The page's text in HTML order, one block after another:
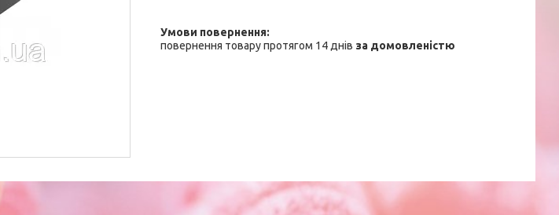
повернення товару протягом 14 днів за домовленістю